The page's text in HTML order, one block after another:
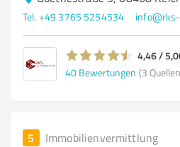
Tel. +49 3765 5254534
4,46 /
40 Bewertungen (3
5 Immobilienvermittlung